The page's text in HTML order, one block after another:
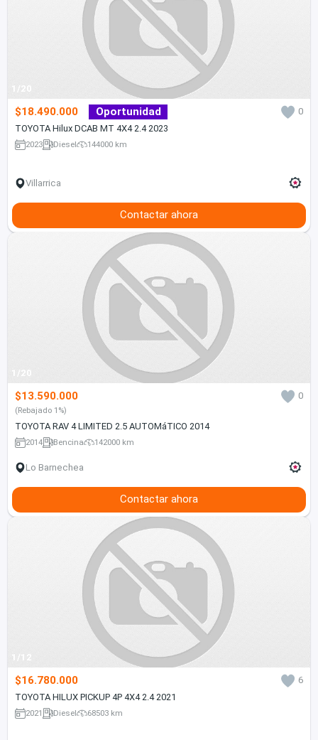
1/20
$18.490.000 Oportunidad
0
TOYOTA Hilux DCAB MT 4X4 2.4 2023
2023 Diesel 144000 km
Villarrica
Contactar ahora
1/20
$13.590.000 0
(Rebajado 1%)
TOYOTA RAV 4 LIMITED 2.5 AUTOMáTICO 2014
2014 Bencina 142000 km
Lo Barnechea
Contactar ahora
1/12
$16.780.000
6
TOYOTA HILUX PICKUP 4P 4X4 2.4 2021
2021 Diesel 68503 km